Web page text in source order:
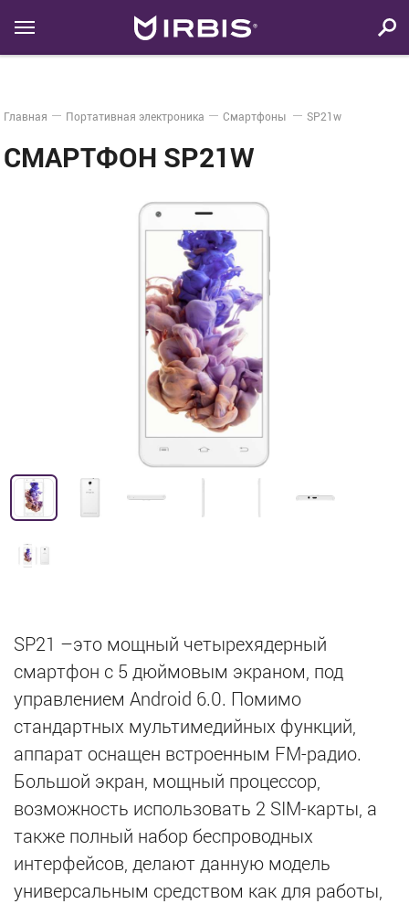
Главная Портативная электроника Смартфоны SP21w
СМАРТФОН SP21W
SP21 –это мощный четырехядерный
смартфон с 5 дюймовым экраном, под
управлением Android 6.0. Помимо
стандартных мультимедийных функций,
аппарат оснащен встроенным FM-радио.
Большой экран, мощный процессор,
возможность использовать 2 SIM-карты, а
также полный набор беспроводных
интерфейсов, делают данную модель
универсальным средством как для работы,